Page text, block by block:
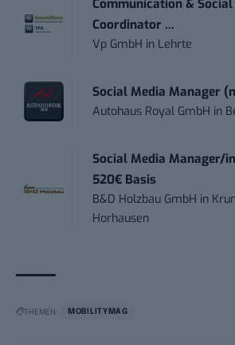
Communication &
Coordinator ...
Vp GmbH in Lehrte
Social Media Manager
Autohaus Royal GmbH in
Social Media Manager/
520€ Basis
B&D Holzbau GmbH in
Horhausen
THEMEN: MOBILITYMAG